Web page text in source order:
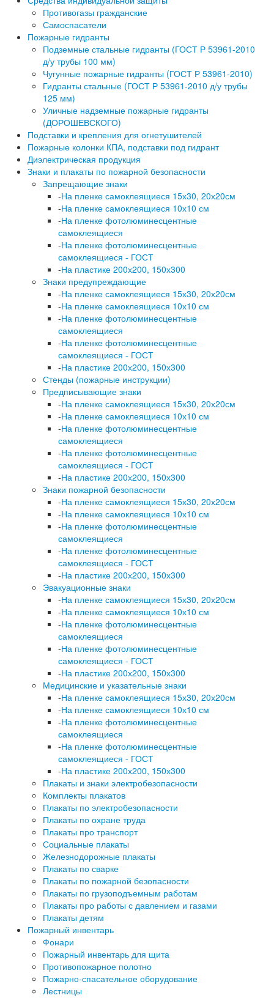
Противогазы гражданские
Самоспасатели
Пожарные гидранты
Подземные стальные гидранты (ГОСТ Р 53961-2010
д/у трубы 100 мм)
Чугунные пожарные гидранты (ГОСТ Р 53961-2010)
Гидранты стальные (ГОСТ Р 53961-2010 д/у трубы
125 мм)
Уличные надземные пожарные гидранты
(ДОРОШЕВСКОГО)
Подставки и крепления для огнетушителей
Пожарные колонки КПА, подставки под гидрант
Диэлектрическая продукция
Знаки и плакаты по пожарной безопасности
Запрещающие знаки
-На пленке самоклеящиеся 15х30, 20х20см
-На пленке самоклеящиеся 10х10 см
-На пленке фотолюминесцентные
самоклеящиеся
-На пленке фотолюминесцентные
самоклеящиеся - ГОСТ
-На пластике 200х200, 150х300
Знаки предупреждающие
-На пленке самоклеящиеся 15х30, 20х20см
-На пленке самоклеящиеся 10х10 см
-На пленке фотолюминесцентные
самоклеящиеся
-На пленке фотолюминесцентные
самоклеящиеся - ГОСТ
-На пластике 200х200, 150х300
Стенды (пожарные инструкции)
Предписывающие знаки
-На пленке самоклеящиеся 15х30, 20х20см
-На пленке самоклеящиеся 10х10 см
-На пленке фотолюминесцентные
самоклеящиеся
-На пленке фотолюминесцентные
самоклеящиеся - ГОСТ
-На пластике 200х200, 150х300
Знаки пожарной безопасности
-На пленке самоклеящиеся 15х30, 20х20см
-На пленке самоклеящиеся 10х10 см
-На пленке фотолюминесцентные
самоклеящиеся
-На пленке фотолюминесцентные
самоклеящиеся - ГОСТ
-На пластике 200х200, 150х300
Эвакуационные знаки
-На пленке самоклеящиеся 15х30, 20х20см
-На пленке самоклеящиеся 10х10 см
-На пленке фотолюминесцентные
самоклеящиеся
-На пленке фотолюминесцентные
самоклеящиеся - ГОСТ
-На пластике 200х200, 150х300
Медицинские и указательные знаки
-На пленке самоклеящиеся 15х30, 20х20см
-На пленке самоклеящиеся 10х10 см
-На пленке фотолюминесцентные
самоклеящиеся
-На пленке фотолюминесцентные
самоклеящиеся - ГОСТ
-На пластике 200х200, 150х300
Плакаты и знаки электробезопасности
Комплекты плакатов
Плакаты по электробезопасности
Плакаты по охране труда
Плакаты про транспорт
Социальные плакаты
Железнодорожные плакаты
Плакаты по сварке
Плакаты по пожарной безопасности
Плакаты по грузоподъемным работам
Плакаты про работы с давлением и газами
Плакаты детям
Пожарный инвентарь
Фонари
Пожарный инвентарь для щита
Противопожарное полотно
Пожарно-спасательное оборудование
Лестницы